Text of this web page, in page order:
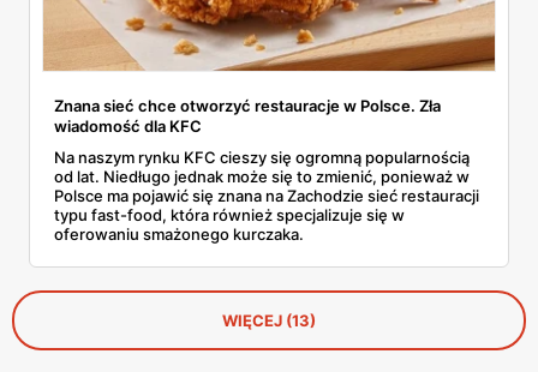
Znana sieć chce otworzyć restauracje w Polsce. Zła
wiadomość dla KFC
Na naszym rynku KFC cieszy się ogromną popularnością
od lat. Niedługo jednak może się to zmienić, ponieważ w
Polsce ma pojawić się znana na Zachodzie sieć restauracji
typu fast-food, która również specjalizuje się w
oferowaniu smażonego kurczaka.
WIĘCEJ (13)